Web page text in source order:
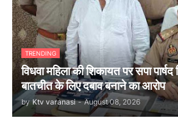
TRENDING
विधवा महिला की शिकायत पर सपा
बातचीत के लिए दबाव बनाने का आरोप
by Ktv varanasi - August 08, 2026